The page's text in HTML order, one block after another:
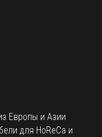
Европы и Азии
для HoReCa и